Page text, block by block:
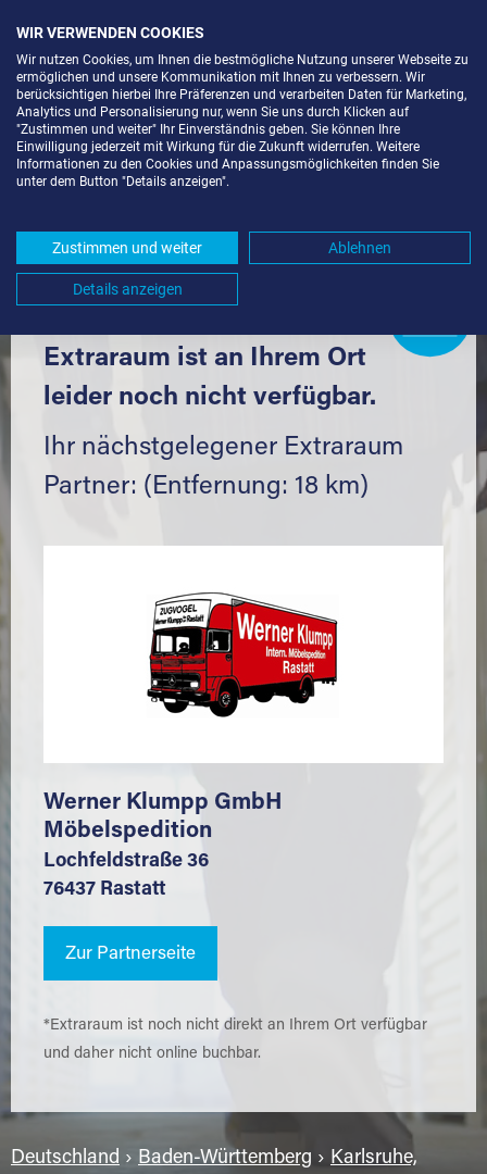
SELF STORAGE IN RHEINSTETTEN
Komfortabel einlagern mit Extraraum
Extraraum ist an Ihrem Ort
leider noch nicht verfügbar.
Ihr nächstgelegener Extraraum
Partner: (Entfernung: 18 km)
Werner Klumpp GmbH
Möbelspedition
Lochfeldstraße 36
76437 Rastatt
Zur Partnerseite
*Extraraum ist noch nicht direkt an Ihrem Ort verfügbar
und daher nicht online buchbar.
Deutschland › Baden-Württemberg › Karlsruhe,
WIR VERWENDEN COOKIES
Wir nutzen Cookies, um Ihnen die bestmögliche Nutzung unserer Webseite zu
ermöglichen und unsere Kommunikation mit Ihnen zu verbessern. Wir
berücksichtigen hierbei Ihre Präferenzen und verarbeiten Daten für Marketing,
Analytics und Personalisierung nur, wenn Sie uns durch Klicken auf
"Zustimmen und weiter" Ihr Einverständnis geben. Sie können Ihre
Einwilligung jederzeit mit Wirkung für die Zukunft widerrufen. Weitere
Informationen zu den Cookies und Anpassungsmöglichkeiten finden Sie
unter dem Button "Details anzeigen".
Zustimmen und weiter Ablehnen
Details anzeigen